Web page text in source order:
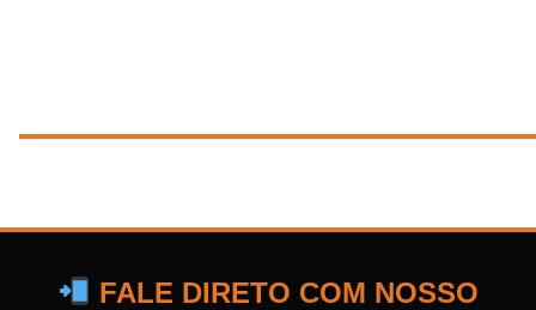
FALE DIRETO COM NOSSO